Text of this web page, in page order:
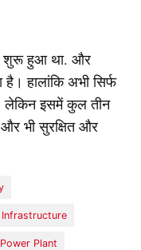
में शुरू हुआ था. और
हालांकि अभी सिर्फ
लेकिन इसमें कुल तीन
भी सुरक्षित और
Infrastructure
Plant